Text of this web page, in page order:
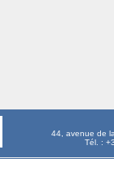
44, avenue de
Tél. :